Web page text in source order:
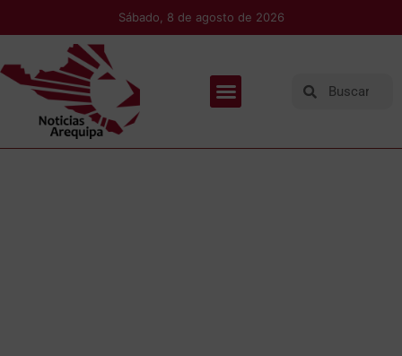
Sábado, 8 de agosto de 2026